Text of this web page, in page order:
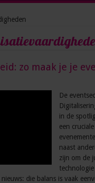
zo maak je je
De
in de
een
naast
zijn om de
die balans is vaak